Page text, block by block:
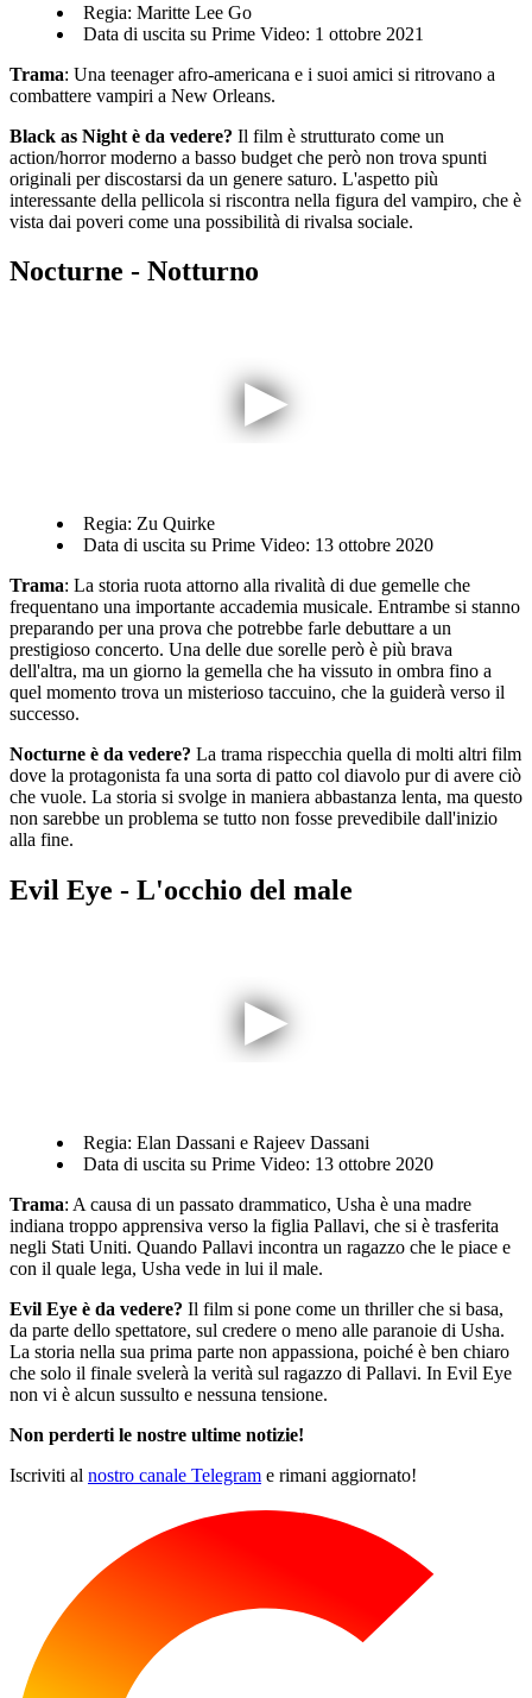
Regia: Maritte Lee Go
Data di uscita su Prime Video: 1 ottobre 2021
Trama: Una teenager afro-americana e i suoi amici si ritrovano a
combattere vampiri a New Orleans.
Black as Night è da vedere? Il film è strutturato come un
action/horror moderno a basso budget che però non trova spunti
originali per discostarsi da un genere saturo. L'aspetto più
interessante della pellicola si riscontra nella figura del vampiro, che è
vista dai poveri come una possibilità di rivalsa sociale.
Nocturne - Notturno
Regia: Zu Quirke
Data di uscita su Prime Video: 13 ottobre 2020
Trama: La storia ruota attorno alla rivalità di due gemelle che
frequentano una importante accademia musicale. Entrambe si stanno
preparando per una prova che potrebbe farle debuttare a un
prestigioso concerto. Una delle due sorelle però è più brava
dell'altra, ma un giorno la gemella che ha vissuto in ombra fino a
quel momento trova un misterioso taccuino, che la guiderà verso il
successo.
Nocturne è da vedere? La trama rispecchia quella di molti altri film
dove la protagonista fa una sorta di patto col diavolo pur di avere ciò
che vuole. La storia si svolge in maniera abbastanza lenta, ma questo
non sarebbe un problema se tutto non fosse prevedibile dall'inizio
alla fine.
Evil Eye - L'occhio del male
Regia: Elan Dassani e Rajeev Dassani
Data di uscita su Prime Video: 13 ottobre 2020
Trama: A causa di un passato drammatico, Usha è una madre
indiana troppo apprensiva verso la figlia Pallavi, che si è trasferita
negli Stati Uniti. Quando Pallavi incontra un ragazzo che le piace e
con il quale lega, Usha vede in lui il male.
Evil Eye è da vedere? Il film si pone come un thriller che si basa,
da parte dello spettatore, sul credere o meno alle paranoie di Usha.
La storia nella sua prima parte non appassiona, poiché è ben chiaro
che solo il finale svelerà la verità sul ragazzo di Pallavi. In Evil Eye
non vi è alcun sussulto e nessuna tensione.
Non perderti le nostre ultime notizie!
Iscriviti al nostro canale Telegram e rimani aggiornato!